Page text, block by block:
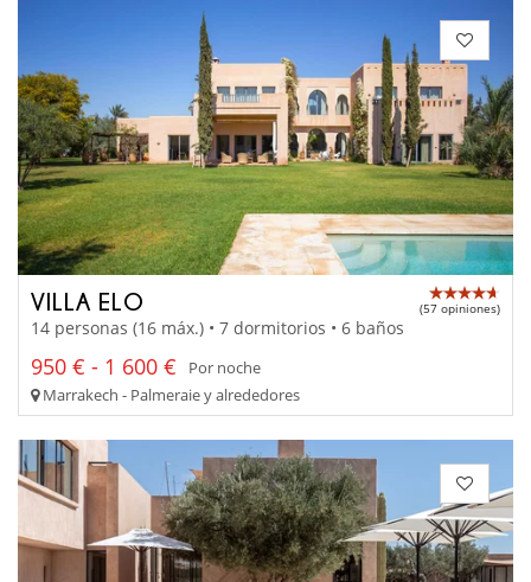
VILLA ELO (57 opiniones)
14 personas (16 máx.) • 7 dormitorios • 6 baños
950 € - 1 600 €
Por noche
Marrakech - Palmeraie y alrededores